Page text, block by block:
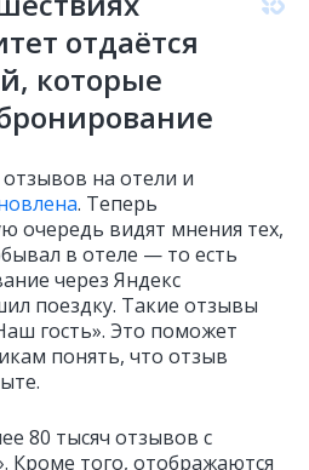
отдаётся
которые
на отели и
. Теперь
очередь видят мнения тех,
в отеле — то есть
через Яндекс
поездку. Такие отзывы
гость». Это поможет
понять, что отзыв
80 тысяч отзывов с
Кроме того, отображаются